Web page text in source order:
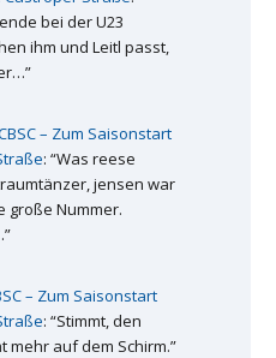
bei der U23
ihm und Leitl passt,
”
– Zum Saisonstart
: “Was reese
jensen war
große Nummer.
”
– Zum Saisonstart
: “Stimmt, den
mehr auf dem Schirm.”